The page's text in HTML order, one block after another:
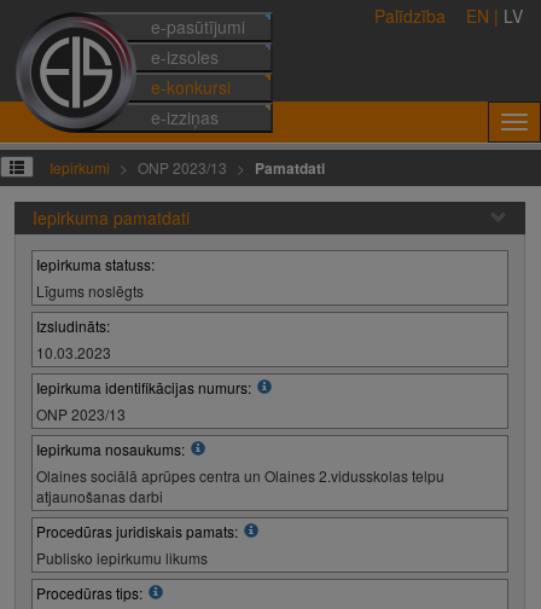
e-pasūtījumi
e-izsoles
e-konkursi
e-izziņas
Palīdzība EN | LV
Iepirkumi ONP 2023/13 Pamatdati
Iepirkuma pamatdati
Iepirkuma statuss:
Līgums noslēgts
Izsludināts:
10.03.2023
Iepirkuma identifikācijas numurs:
ONP 2023/13
Iepirkuma nosaukums:
Olaines sociālā aprūpes centra un Olaines 2.vidusskolas telpu
atjaunošanas darbi
Procedūras juridiskais pamats:
Publisko iepirkumu likums
Procedūras tips: